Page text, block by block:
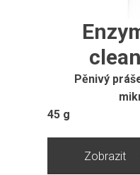
Pěnivý
45 g
Zobrazit